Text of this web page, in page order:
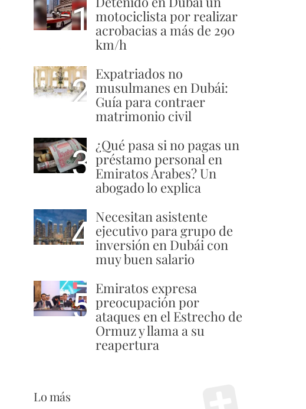
1 motociclista por realizar
acrobacias a más de 290
km/h
2 Expatriados no
musulmanes en Dubái:
Guía para contraer
matrimonio civil
3 ¿Qué pasa si no pagas un
préstamo personal en
Emiratos Árabes? Un
abogado lo explica
4 Necesitan asistente
ejecutivo para grupo de
inversión en Dubái con
muy buen salario
5 Emiratos expresa
preocupación por
ataques en el Estrecho de
Ormuz y llama a su
reapertura
Lo más